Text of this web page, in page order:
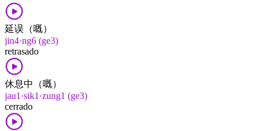
延误（嘅）
jin4·ng6 (ge3)
retrasado
休息中（嘅）
jau1·sik1·zung1 (ge3)
cerrado